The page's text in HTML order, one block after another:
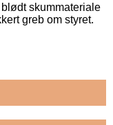
skummateriale
greb om styret.